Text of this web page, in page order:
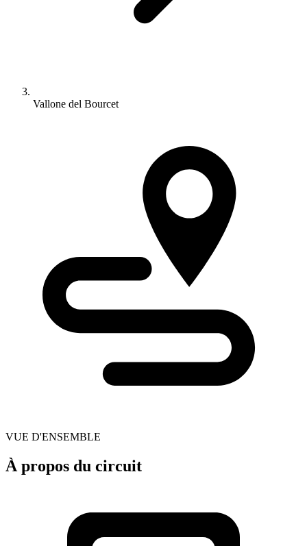
Vallone del Bourcet
VUE D'ENSEMBLE
À propos du circuit